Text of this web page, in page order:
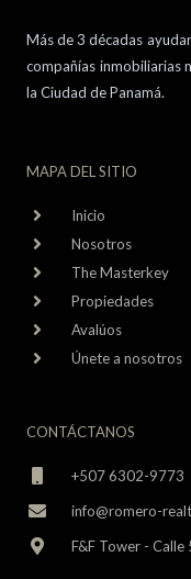
Más de 3 décadas
compañías inmobiliarias
la Ciudad de Panamá.
MAPA DEL SITIO
Inicio
Nosotros
The Masterkey
Propiedades
Avalúos
Únete a nosotros
CONTÁCTANOS
+507 6302-9773
info@romero-
F&F Tower -